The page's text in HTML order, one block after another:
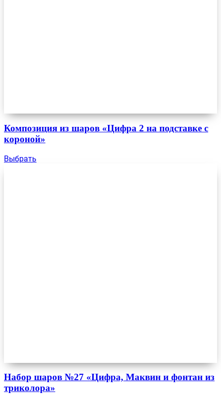
Композиция из шаров «Цифра 2 на подставке с
короной»
Выбрать
Набор шаров №27 «Цифра, Маквин и фонтан из
триколора»